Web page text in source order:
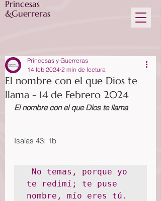
Princesas
&Guerreras
El nombre con el que Dios te
llama - 14 de Febrero 2024
Princesas y Guerreras
14 feb 2024 2 min de lectura
El nombre con el que Dios te llama
Isaías 43: 1b
No temas, porque yo
te redimí; te puse
nombre, mío eres tú.